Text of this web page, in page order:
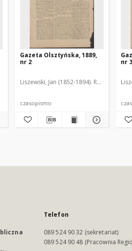
Gazeta Olsztyńska, 1889,
nr 2
Liszewski, Jan (1852-1894). Red.
czasopismo
nr 3
Telefon
089 524 90 32 (sekretariat)
089 524 90 48 (Pracownia